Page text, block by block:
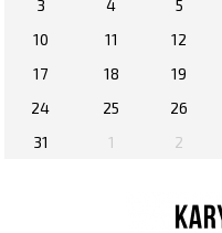
3 4 5
10
11 12
17
18 19
24
25 26
31
1 2